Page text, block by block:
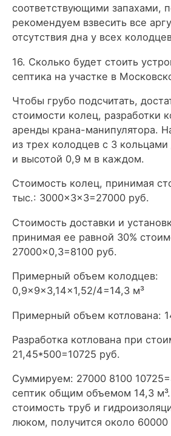
соответствующими запахами,
рекомендуем взвесить все
отсутствия дна у всех
16. Сколько будет стоить
септика на участке в
Чтобы грубо подсчитать,
стоимости колец, разработки
аренды крана-манипулятора.
из трех колодцев с 3
и высотой 0,9 м в каждом.
Стоимость колец, принимая
тыс.: 3000×3×3=27000 руб.
Стоимость доставки и
принимая ее равной 30%
27000×0,3=8100 руб.
Примерный объем колодцев:
0,9×9×3,14×1,52/4=14,3 м³
Примерный объем котлована:
Разработка котлована при
21,45*500=10725 руб.
Суммируем: 27000 8100
септик общим объемом 14,3
стоимость труб и
люком, получится около 60000